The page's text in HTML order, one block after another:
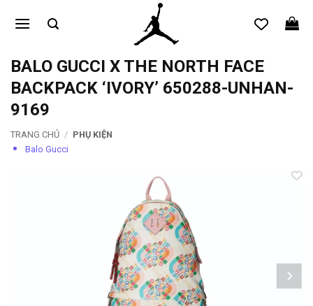
qua
dungBALO GUCCI X THE NORTH FACE
BACKPACK ‘IVORY’ 650288-UNHAN-
9169
TRANG CHỦ / PHỤ KIỆN
Balo Gucci